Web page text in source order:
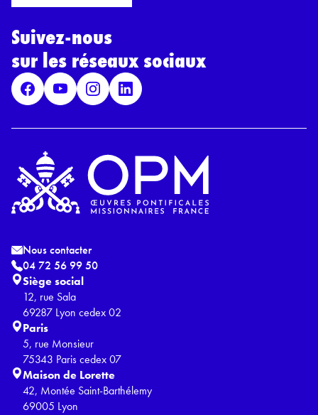
l
R
P
D
*
Suivez-nous
sur les réseaux sociaux
Nous contacter
04 72 56 99 50
Siège social
12, rue Sala
69287 Lyon cedex 02
Paris
5, rue Monsieur
75343 Paris cedex 07
Maison de Lorette
42, Montée Saint-Barthélemy
69005 Lyon